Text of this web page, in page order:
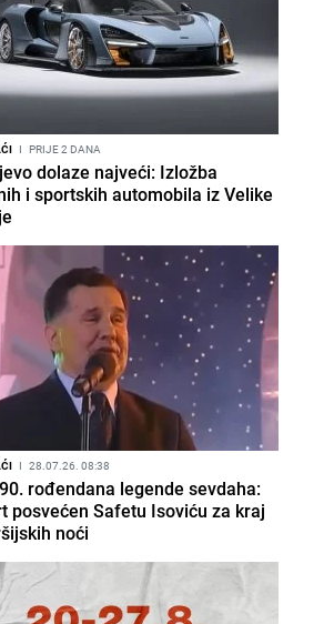
I PRIJE 2 DANA
dolaze najveći: Izložba
i sportskih automobila iz Velike
I 28.07.26. 08:38
rođendana legende sevdaha:
posvećen Safetu Isoviću za kraj
noći